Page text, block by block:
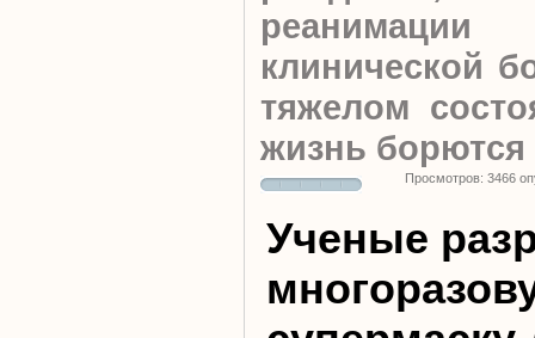
реанимации
клинической
тяжелом
жизнь борются
Просмотров: 3466
Ученые